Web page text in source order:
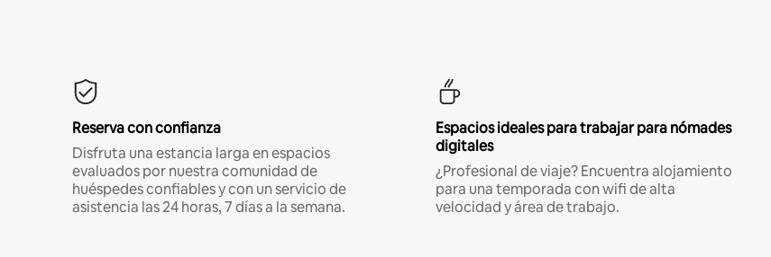
Reserva con confianza
Disfruta una estancia larga en espacios
evaluados por nuestra comunidad de
huéspedes confiables y con un servicio de
asistencia las 24 horas, 7 días a la semana.
Espacios ideales para trabajar para nómades
digitales
¿Profesional de viaje? Encuentra alojamiento
para una temporada con wifi de alta
velocidad y área de trabajo.